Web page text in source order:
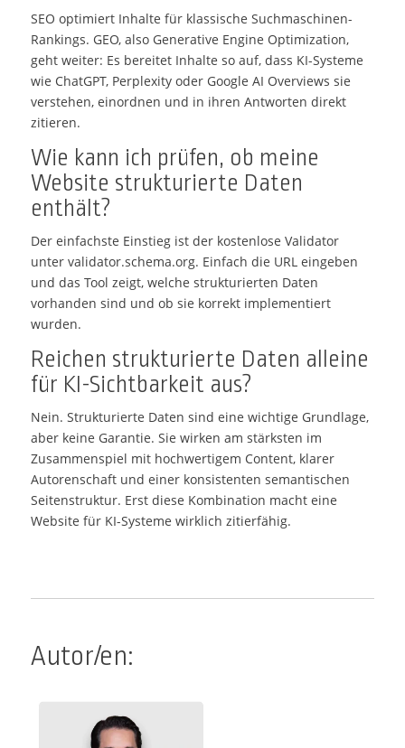
SEO optimiert Inhalte für klassische Suchmaschinen-
Rankings. GEO, also Generative Engine Optimization,
geht weiter: Es bereitet Inhalte so auf, dass KI-Systeme
wie ChatGPT, Perplexity oder Google AI Overviews sie
verstehen, einordnen und in ihren Antworten direkt
zitieren.
Wie kann ich prüfen, ob meine
Website strukturierte Daten
enthält?
Der einfachste Einstieg ist der kostenlose Validator
unter validator.schema.org. Einfach die URL eingeben
und das Tool zeigt, welche strukturierten Daten
vorhanden sind und ob sie korrekt implementiert
wurden.
Reichen strukturierte Daten alleine
für KI-Sichtbarkeit aus?
Nein. Strukturierte Daten sind eine wichtige Grundlage,
aber keine Garantie. Sie wirken am stärksten im
Zusammenspiel mit hochwertigem Content, klarer
Autorenschaft und einer konsistenten semantischen
Seitenstruktur. Erst diese Kombination macht eine
Website für KI-Systeme wirklich zitierfähig.
Autor/en: